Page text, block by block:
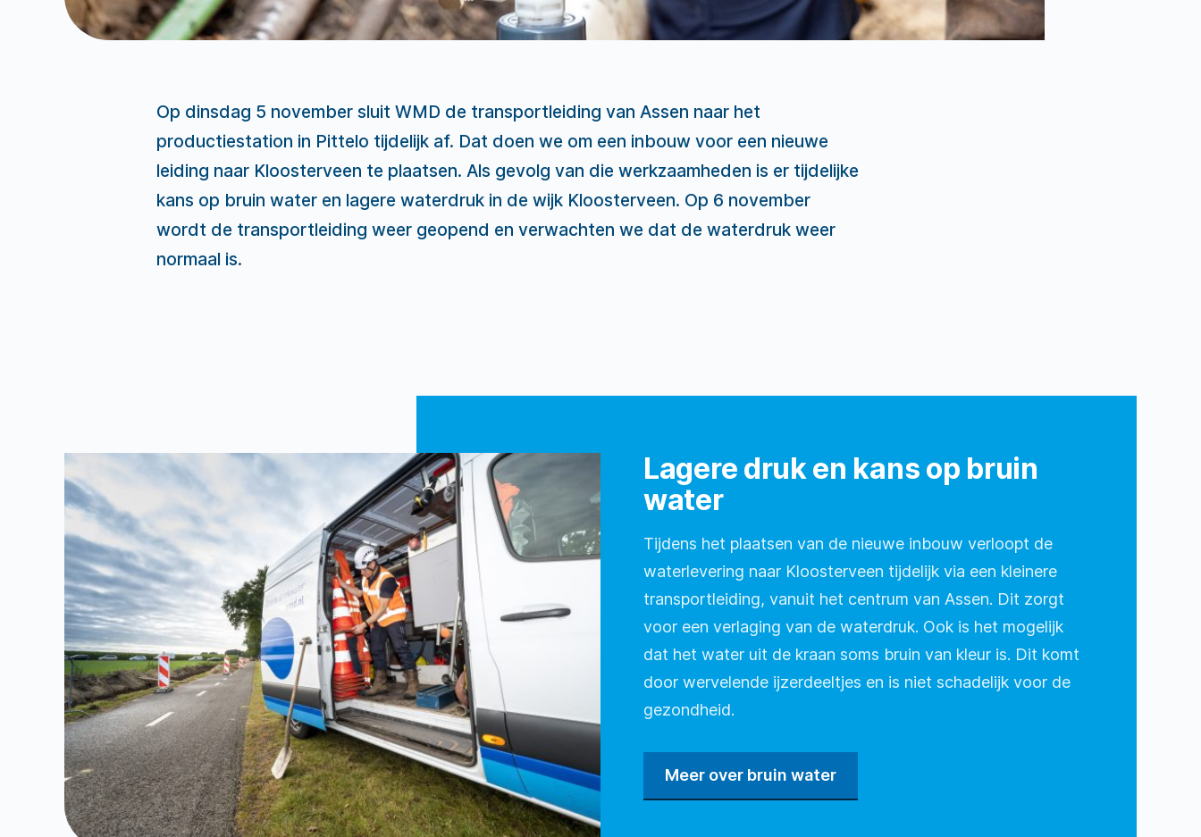
Op dinsdag 5 november sluit WMD de transportleiding van Assen naar het
productiestation in Pittelo tijdelijk af. Dat doen we om een inbouw voor een nieuwe
leiding naar Kloosterveen te plaatsen. Als gevolg van die werkzaamheden is er tijdelijke
kans op bruin water en lagere waterdruk in de wijk Kloosterveen. Op 6 november
wordt de transportleiding weer geopend en verwachten we dat de waterdruk weer
normaal is.
Lagere druk en kans op bruin
water
Tijdens het plaatsen van de nieuwe inbouw verloopt de
waterlevering naar Kloosterveen tijdelijk via een kleinere
transportleiding, vanuit het centrum van Assen. Dit zorgt
voor een verlaging van de waterdruk. Ook is het mogelijk
dat het water uit de kraan soms bruin van kleur is. Dit komt
door wervelende ijzerdeeltjes en is niet schadelijk voor de
gezondheid.
Meer over bruin water